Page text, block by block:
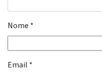
Nome *
Email *